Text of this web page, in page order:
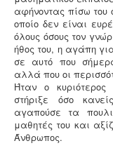
αφήνοντας πίσω του
οποίο δεν είναι
όλους όσους τον
ήθος του, η αγάπη
σε αυτό που
αλλά που οι
Ήταν ο
στήριξε όσο
αγαπούσε τα
μαθητές του και
Άνθρωπος.